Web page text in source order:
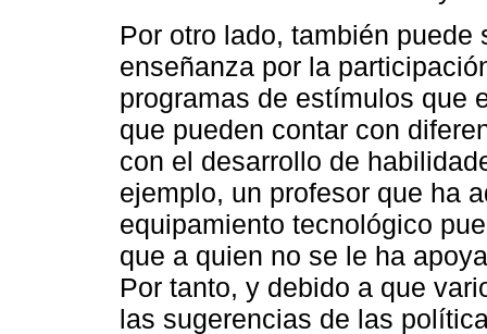
Por otro lado, también
enseñanza por la
programas de estímulos que
que pueden contar con
con el desarrollo de
ejemplo, un profesor que ha
equipamiento tecnológico
que a quien no se le ha
Por tanto, y debido a que
las sugerencias de las